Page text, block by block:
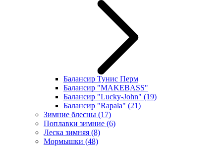
Балансир Тунис Перм
Балансир "MAKEBASS"
Балансир "Lucky-John" (19)
Балансир "Rapala" (21)
Зимние блесны (17)
Поплавки зимние (6)
Леска зимняя (8)
Мормышки (48)